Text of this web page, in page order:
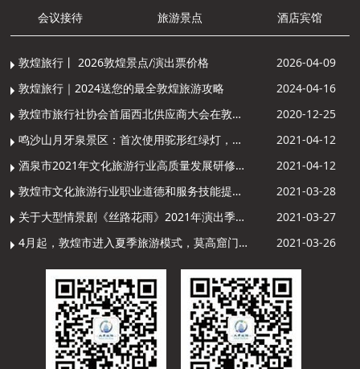
会议接待 旅游景点 酒店宾馆
敦煌旅行丨 2026敦煌景点/演出票价格
2026-04-09
敦煌旅行｜2024送您的最全敦煌旅游攻略
2024-04-16
敦煌市旅行社协会首届西北供应商大会在敦煌召开
2020-12-25
鸣沙山月牙泉景区：首次使用驼形红绿灯，骆驼“看驼灯绿了”走起来
2021-04-12
酒泉市2021年文化旅游行业高质量发展研修提升培训班敦煌分训点开班
2021-04-12
敦煌市文化旅游行业职业道德和服务技能提升导游专项培训成功举办
2021-03-28
关于大型情景剧《丝路花雨》2021年演出季开演的通知
2021-03-27
4月起，敦煌市进入夏季旅游模式，莫高窟门票价格调整
2021-03-26